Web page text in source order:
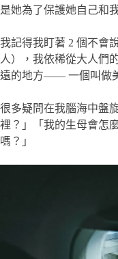
是她為了保護她自己和
我記得我盯著 2 個不會
人），我依稀從大人們
遠的地方—— 一個叫做
很多疑問在我腦海中盤
裡？」「我的生母會怎
嗎？」